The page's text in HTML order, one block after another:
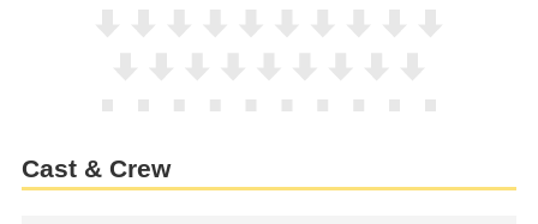
Cast & Crew